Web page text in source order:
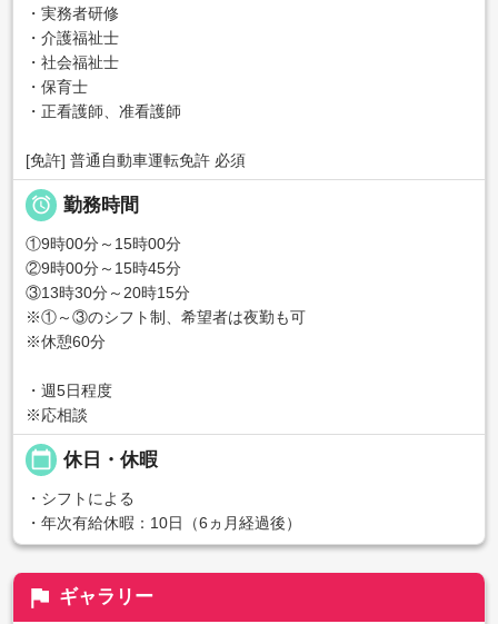
・実務者研修
・介護福祉士
・社会福祉士
・保育士
・正看護師、准看護師
[免許] 普通自動車運転免許 必須
 勤務時間
①9時00分～15時00分
②9時00分～15時45分
③13時30分～20時15分
※①～③のシフト制、希望者は夜勤も可
※休憩60分
・週5日程度
※応相談
calendar_today 休日・休暇
・シフトによる
・年次有給休暇：10日（6ヵ月経過後）
flag ギャラリー